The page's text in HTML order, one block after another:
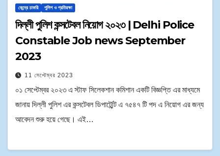
কেন্দ্রে চাকরি পুলিশ ও প্রতিরক্ষা
দিল্লী পুলিশ কন্সটেবল নিয়োগ ২০২৩ | Delhi Police
Constable Job news September
2023
11 সেপ্টেম্বর 2023
০১ সেপ্টেম্বর ২০২৩ এ স্টাফ সিলেকশান কমিশান একটি বিজ্ঞপ্তি এর মাধ্যমে
জানায় দিল্লী পুলিশ এর কন্সটেবল ডিপার্ট্মেন্ট এ ৭৫৪৭ টি পদ এ নিয়োগ এর জন্য
আবেদন শুরু হয়ে গেছে। এই…